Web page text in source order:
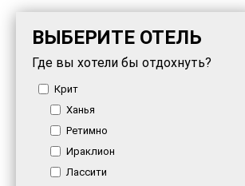
ВЫБЕРИТЕ ОТЕЛЬ
Где вы хотели бы отдохнуть?
Крит
Ханья
Ретимно
Ираклион
Лассити